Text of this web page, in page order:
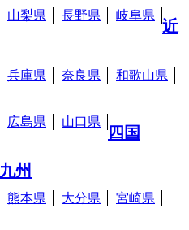
山梨県 長野県
岐阜県
近
兵庫県 奈良県 和歌山県
広島県 山口県
四国
九州
熊本県 大分県
宮崎県